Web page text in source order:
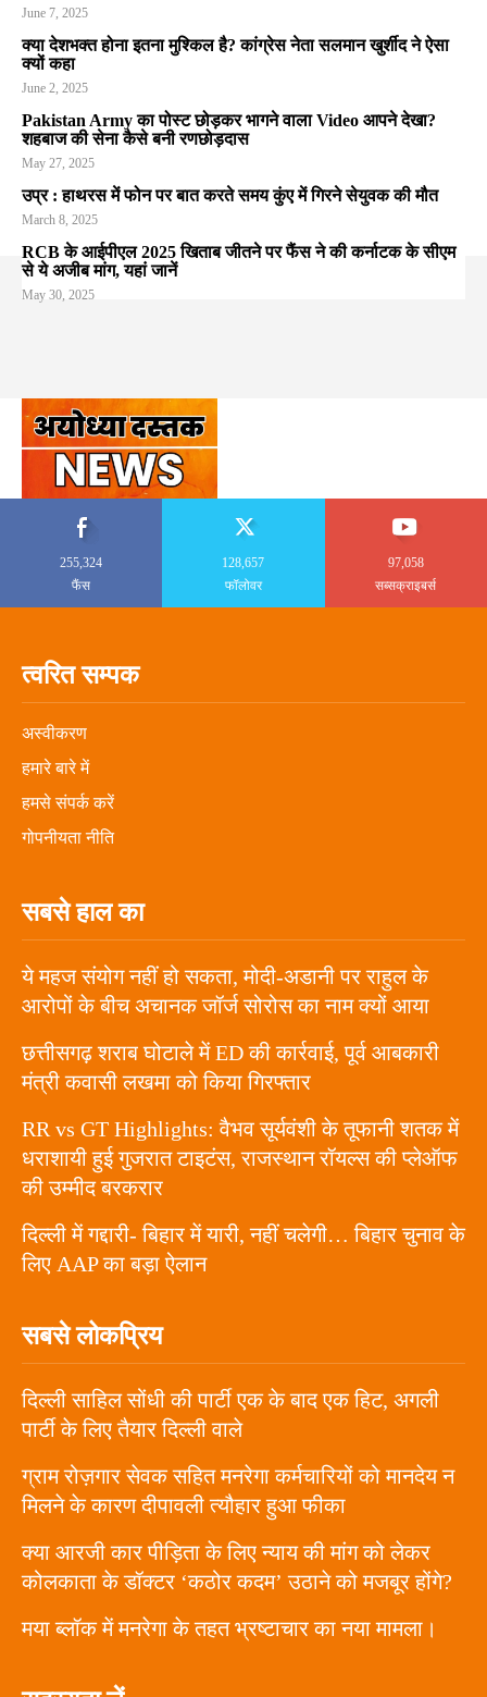
June 7, 2025
क्या देशभक्त होना इतना मुश्किल है? कांग्रेस नेता सलमान खुर्शीद ने ऐसा
क्यों कहा
June 2, 2025
Pakistan Army का पोस्ट छोड़कर भागने वाला Video आपने देखा?
शहबाज की सेना कैसे बनी रणछोड़दास
May 27, 2025
उप्र : हाथरस में फोन पर बात करते समय कुंए में गिरने सेयुवक की मौत
March 8, 2025
RCB के आईपीएल 2025 खिताब जीतने पर फैंस ने की कर्नाटक के सीएम
से ये अजीब मांग, यहां जानें
May 30, 2025
255,324
फैंस
128,657
फॉलोवर
97,058
सब्सक्राइबर्स
त्वरित सम्पक
अस्वीकरण
हमारे बारे में
हमसे संपर्क करें
गोपनीयता नीति
सबसे हाल का
ये महज संयोग नहीं हो सकता, मोदी-अडानी पर राहुल के
आरोपों के बीच अचानक जॉर्ज सोरोस का नाम क्यों आया
छत्तीसगढ़ शराब घोटाले में ED की कार्रवाई, पूर्व आबकारी
मंत्री कवासी लखमा को किया गिरफ्तार
RR vs GT Highlights: वैभव सूर्यवंशी के तूफानी शतक में
धराशायी हुई गुजरात टाइटंस, राजस्थान रॉयल्स की प्लेऑफ
की उम्मीद बरकरार
दिल्ली में गद्दारी- बिहार में यारी, नहीं चलेगी… बिहार चुनाव के
लिए AAP का बड़ा ऐलान
सबसे लोकप्रिय
दिल्ली साहिल सोंधी की पार्टी एक के बाद एक हिट, अगली
पार्टी के लिए तैयार दिल्ली वाले
ग्राम रोज़गार सेवक सहित मनरेगा कर्मचारियों को मानदेय न
मिलने के कारण दीपावली त्यौहार हुआ फीका
क्या आरजी कार पीड़िता के लिए न्याय की मांग को लेकर
कोलकाता के डॉक्टर ‘कठोर कदम’ उठाने को मजबूर होंगे?
मया ब्लॉक में मनरेगा के तहत भ्रष्टाचार का नया मामला।